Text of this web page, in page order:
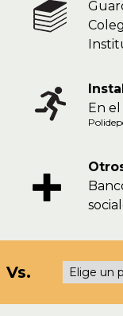
En
Vs.